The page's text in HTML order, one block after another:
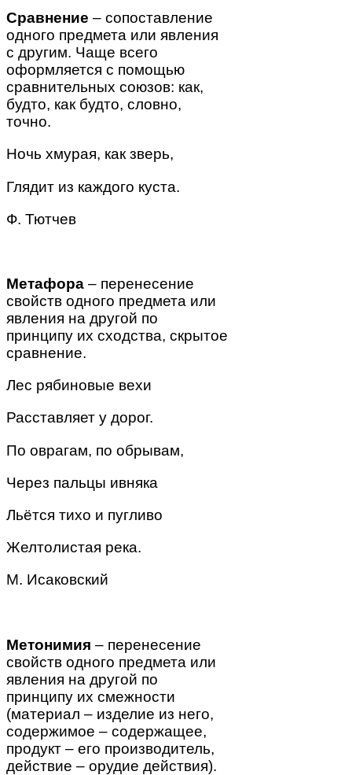
Сравнение – сопоставление
одного предмета или явления
с другим. Чаще всего
оформляется с помощью
сравнительных союзов: как,
будто, как будто, словно,
точно.
Ночь хмурая, как зверь,
Глядит из каждого куста.
Ф. Тютчев
Метафора – перенесение
свойств одного предмета или
явления на другой по
принципу их сходства, скрытое
сравнение.
Лес рябиновые вехи
Расставляет у дорог.
По оврагам, по обрывам,
Через пальцы ивняка
Льётся тихо и пугливо
Желтолистая река.
М. Исаковский
Метонимия – перенесение
свойств одного предмета или
явления на другой по
принципу их смежности
(материал – изделие из него,
содержимое – содержащее,
продукт – его производитель,
действие – орудие действия).